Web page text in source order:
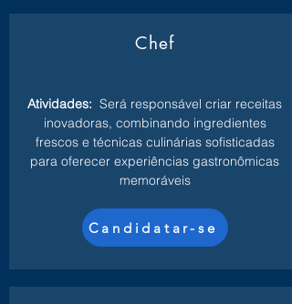
Chef
Atividades: Será responsável criar receitas
inovadoras, combinando ingredientes
frescos e técnicas culinárias sofisticadas
para oferecer experiências gastronômicas
memoráveis
Candidatar-se